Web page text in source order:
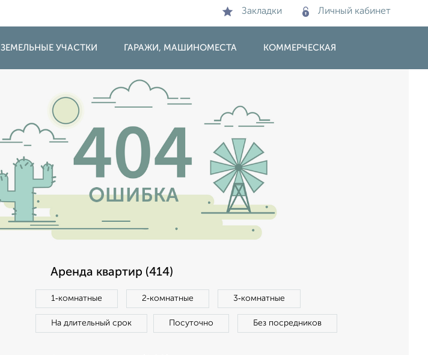
Закладки Личный кабинет
ЗЕМЕЛЬНЫЕ УЧАСТКИ ГАРАЖИ, МАШИНОМЕСТА КОММЕРЧЕСКАЯ
Аренда квартир (414)
1‑комнатные 2‑комнатные 3‑комнатные
На длительный срок Посуточно Без посредников